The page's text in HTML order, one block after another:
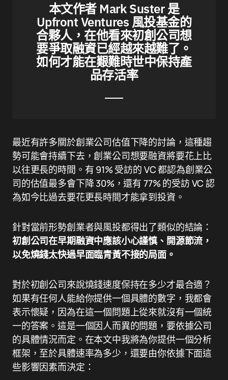
本文作者 Mark Suster 是
Upfront Ventures 風投基金的
合夥人，在他看來初創公司想
要爭取融資已經越來越難了。
如何才能在艱難時世中保持產
品存活率
最近有許多關於創業公司估值下降的討論，這種趨
勢可能會持續下去，創業公司想要融資將要花上比
以往更長的時間。有 91% 受訪的 VC 都認為創業公
司的估值最多會下降 30%，還有 77% 的受訪 VC 認
為如今比過去要花更長時間才能拿到投資。
針對當前形勢創業者與風投都得出了類似的結論：
初創公司在早期融資中應該小心謹慎、開源節流，
以免燒錢太快過早面臨青黃不接的局面。
對於初創公司來說燒錢速度保持在多少才最合適？
如果有任何人能給你提供一個具體的數字，我都會
表示懷疑，因為在這一個問題上從來就沒有一個統
一的答案。這是一個因人而異的問題，要依據公司
的具體情況而定。在本文中我將為你提供一個分析
框架，至於具體速率為多少，還要由你依據下面這
些影響因素而決定：